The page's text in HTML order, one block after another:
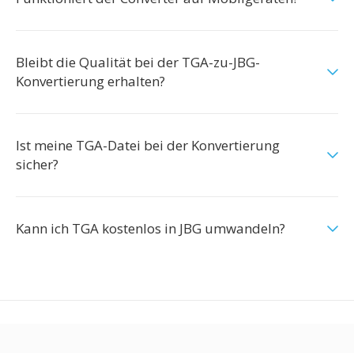
Bleibt die Qualität bei der TGA-zu-JBG-
Konvertierung erhalten?
Ist meine TGA-Datei bei der Konvertierung
sicher?
Kann ich TGA kostenlos in JBG umwandeln?